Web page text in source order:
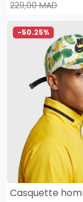
229,00 MAD
-50.25%